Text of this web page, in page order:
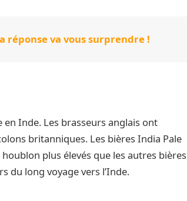
réponse va vous surprendre !
Inde. Les brasseurs anglais ont
britanniques. Les bières India Pale
plus élevés que les autres bières
du long voyage vers l’Inde.